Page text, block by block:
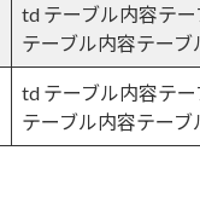
td テーブル内容テ
テーブル内容テーブ
td テーブル内容テ
テーブル内容テーブ